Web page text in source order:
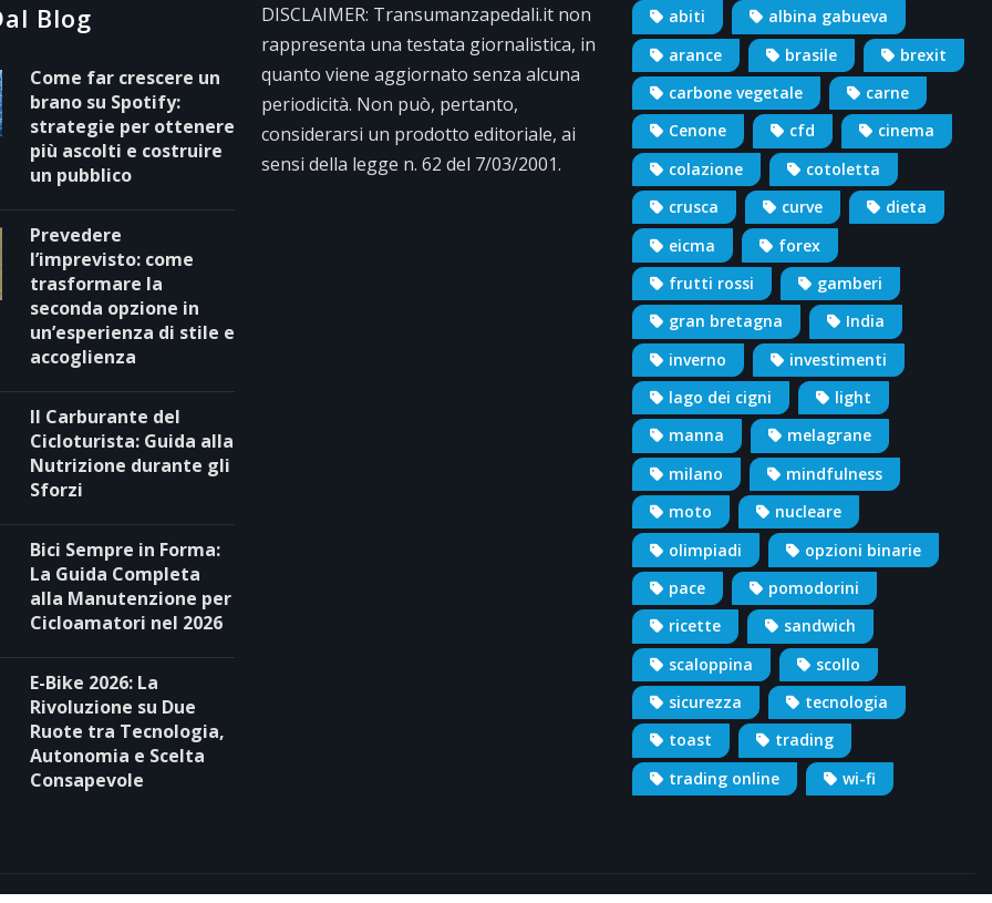
Blog
Come far crescere un
brano su Spotify:
strategie per ottenere
più ascolti e costruire
un pubblico
Prevedere
l’imprevisto: come
trasformare la
seconda opzione in
un’esperienza di stile e
accoglienza
Il Carburante del
Cicloturista: Guida alla
Nutrizione durante gli
Sforzi
Bici Sempre in Forma:
La Guida Completa
alla Manutenzione per
Cicloamatori nel 2026
E-Bike 2026: La
Rivoluzione su Due
Ruote tra Tecnologia,
Autonomia e Scelta
Consapevole
DISCLAIMER: Transumanzapedali.it non
rappresenta una testata giornalistica, in
quanto viene aggiornato senza alcuna
periodicità. Non può, pertanto,
considerarsi un prodotto editoriale, ai
sensi della legge n. 62 del 7/03/2001.
abiti
albina gabueva
arance
brasile
brexit
carbone vegetale
carne
Cenone
cfd
cinema
colazione
cotoletta
crusca
curve
dieta
eicma
forex
frutti rossi
gamberi
gran bretagna
India
inverno
investimenti
lago dei cigni
light
manna
melagrane
milano
mindfulness
moto
nucleare
olimpiadi
opzioni binarie
pace
pomodorini
ricette
sandwich
scaloppina
scollo
sicurezza
tecnologia
toast
trading
trading online
wi-fi